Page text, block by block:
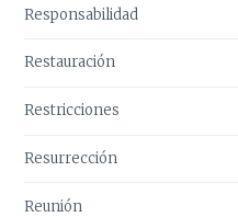
Responsabilidad
Restauración
Restricciones
Resurrección
Reunión